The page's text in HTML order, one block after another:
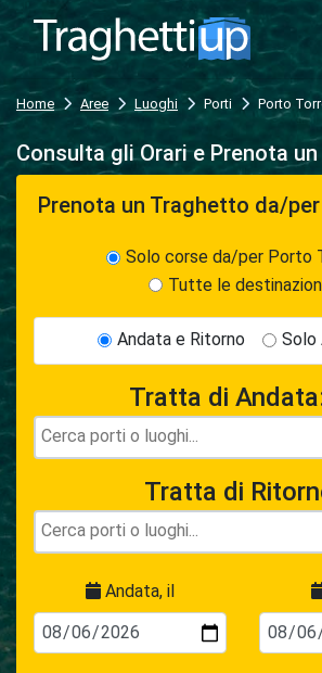
Home Aree Luoghi Porti Porto
Consulta gli Orari e Prenota
Prenota un Traghetto da/per
Solo corse da/per Porto
Tutte le
Andata e Ritorno Solo
Tratta di
Tratta di
Andata, il